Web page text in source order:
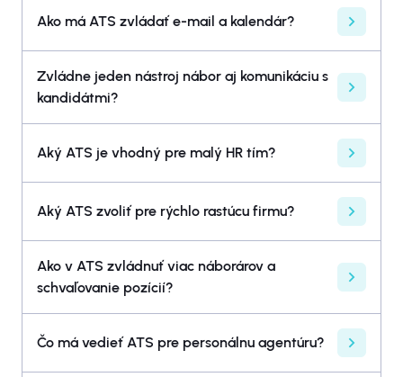
Ako má ATS zvládať e-mail a kalendár?
Zvládne jeden nástroj nábor aj komunikáciu s
kandidátmi?
Aký ATS je vhodný pre malý HR tím?
Aký ATS zvoliť pre rýchlo rastúcu firmu?
Ako v ATS zvládnuť viac náborárov a
schvaľovanie pozícií?
Čo má vedieť ATS pre personálnu agentúru?